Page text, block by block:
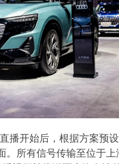
播开始后，根据方案预
所有信号传输至位于